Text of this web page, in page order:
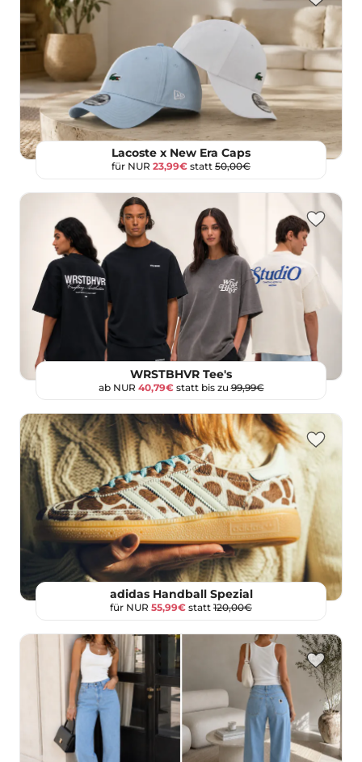
Lacoste x New Era Caps
für NUR 23,99€ statt 50,00€
WRSTBHVR Tee's
ab NUR 40,79€statt bis zu99,99€
adidas Handball Spezial
für NUR 55,99€ statt 120,00€